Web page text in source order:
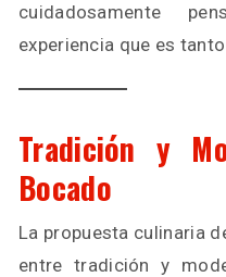
cuidadosamente
experiencia que es tanto
Tradición y
Bocado
La propuesta culinaria
entre tradición y